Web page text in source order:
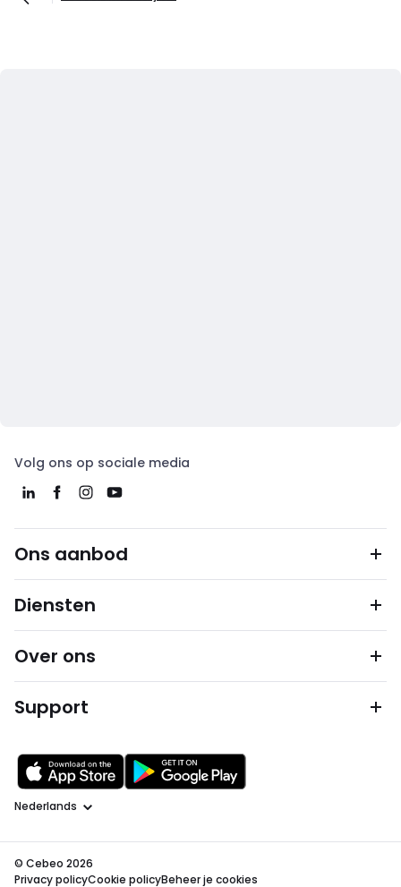
Volg ons op sociale media
Ons aanbod
Diensten
Over ons
Support
Taal
© Cebeo 2026
Privacy policyCookie policyBeheer je cookies